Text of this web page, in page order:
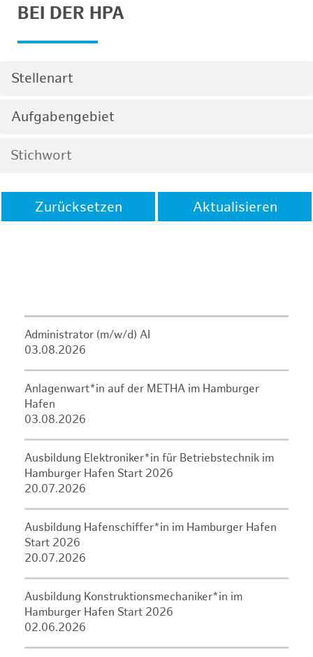
BEI DER HPA
Stellenart
Aufgabengebiet
Zurücksetzen Aktualisieren
Administrator (m/w/d) AI
03.08.2026
Anlagenwart*in auf der METHA im Hamburger
Hafen
03.08.2026
Ausbildung Elektroniker*in für Betriebstechnik im
Hamburger Hafen Start 2026
20.07.2026
Ausbildung Hafenschiffer*in im Hamburger Hafen
Start 2026
20.07.2026
Ausbildung Konstruktionsmechaniker*in im
Hamburger Hafen Start 2026
02.06.2026